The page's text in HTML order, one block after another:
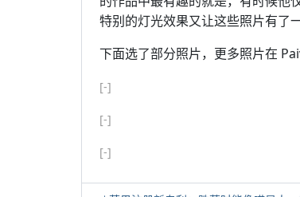
特别的灯光效果又让这些照片有了
下面选了部分照片，更多照片在
[-]
[-]
[-]